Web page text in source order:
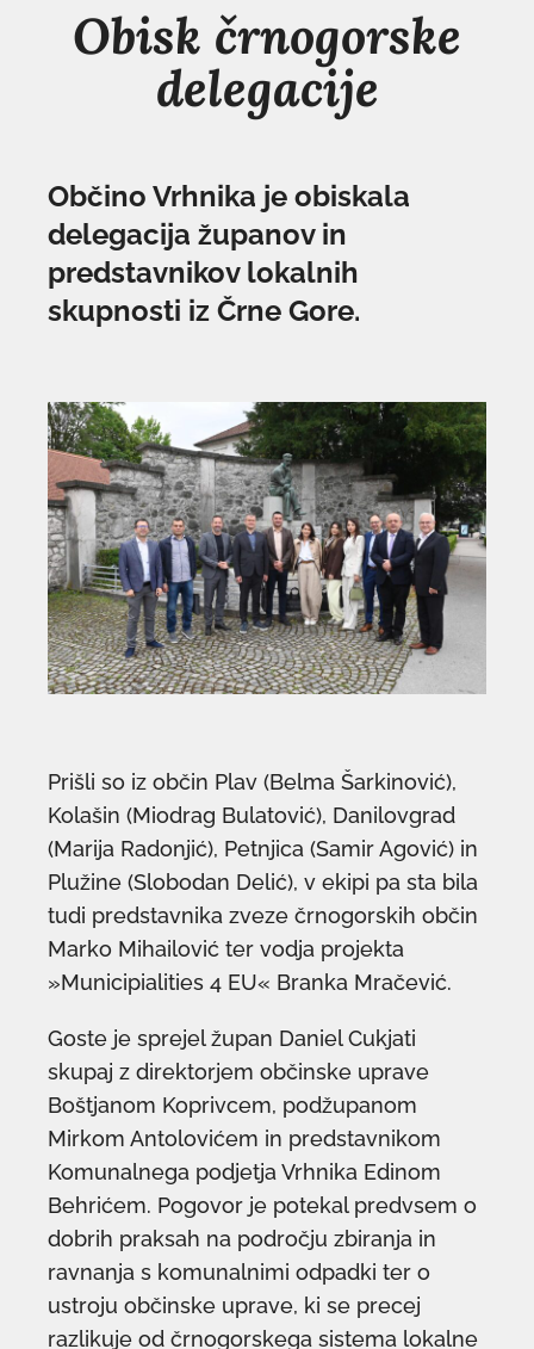
Obisk črnogorske
delegacije
Občino Vrhnika je obiskala
delegacija županov in
predstavnikov lokalnih
skupnosti iz Črne Gore.
Prišli so iz občin Plav (Belma Šarkinović),
Kolašin (Miodrag Bulatović), Danilovgrad
(Marija Radonjić), Petnjica (Samir Agović) in
Plužine (Slobodan Delić), v ekipi pa sta bila
tudi predstavnika zveze črnogorskih občin
Marko Mihailović ter vodja projekta
»Municipialities 4 EU« Branka Mračević.
Goste je sprejel župan Daniel Cukjati
skupaj z direktorjem občinske uprave
Boštjanom Koprivcem, podžupanom
Mirkom Antolovićem in predstavnikom
Komunalnega podjetja Vrhnika Edinom
Behrićem. Pogovor je potekal predvsem o
dobrih praksah na področju zbiranja in
ravnanja s komunalnimi odpadki ter o
ustroju občinske uprave, ki se precej
razlikuje od črnogorskega sistema lokalne